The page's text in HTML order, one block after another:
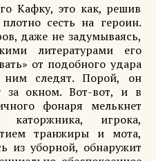
Кафку, это как, решив
сесть на героин.
даже не задумываясь,
литературами его
от подобного удара
ним следят. Порой, он
за окном. Вот-вот, и в
фонаря мелькнет
каторжника, игрока,
транжиры и мота,
из уборной, обнаружит